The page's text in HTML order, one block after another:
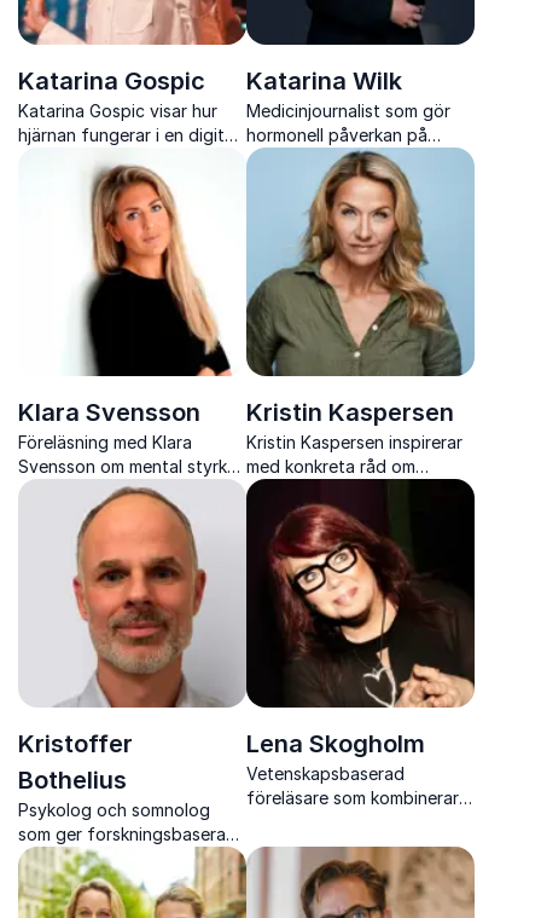
Katarina Gospic
Katarina Gospic visar hur
hjärnan fungerar i en digital
värld och hur du kan tänka
smartare, minska stress och
öka innovation.
Katarina Wilk
Medicinjournalist som gör
hormonell påverkan på
arbetslivet begriplig och
handlingsbar för chefer och
Klara Svensson
Föreläsning med Klara
Svensson om mental styrka,
prestation och modet att
gå sin egen väg.
Kristin Kaspersen
Kristin Kaspersen inspirerar
med konkreta råd om
stresshantering, hälsa och
balans för en mer hållbar
och välmående vardag.
Kristoffer
Bothelius
Psykolog och somnolog
som ger forskningsbaserade
verktyg för bättre sömn,
hälsa och prestation.
Lena Skogholm
Vetenskapsbaserad
föreläsare som kombinerar
verktyg för bättre
bemötande, ledarskap och
hållbart arbetsliv.